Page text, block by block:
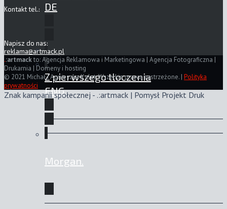
Z pierwszego tłoczenia
Morgan.
DE
ENG
Kontakt tel.:
Napisz do nas:
reklama@artmack.pl
.:artmackto: Agencja Reklamowa i Marketingowa | Agencja Fotograficzna |
Drukarnia | Domeny i hosting
© 2021 Michał i Agnieszka Kalet. Wszelkie prawa zastrzeżone. | Polityka
prywatności
Znak kampanii społecznej - .:artmack | Pomysł Projekt Druk